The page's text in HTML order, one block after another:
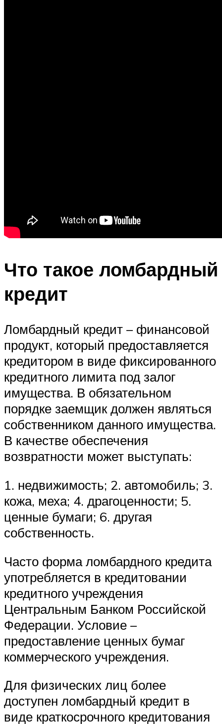
Что такое ломбардный
кредит
Ломбардный кредит – финансовой
продукт, который предоставляется
кредитором в виде фиксированного
кредитного лимита под залог
имущества. В обязательном
порядке заемщик должен являться
собственником данного имущества.
В качестве обеспечения
возвратности может выступать:
1. недвижимость; 2. автомобиль; 3.
кожа, меха; 4. драгоценности; 5.
ценные бумаги; 6. другая
собственность.
Часто форма ломбардного кредита
употребляется в кредитовании
кредитного учреждения
Центральным Банком Российской
Федерации. Условие –
предоставление ценных бумаг
коммерческого учреждения.
Для физических лиц более
доступен ломбардный кредит в
виде краткосрочного кредитования